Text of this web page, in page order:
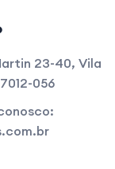
23-40, Vila
056